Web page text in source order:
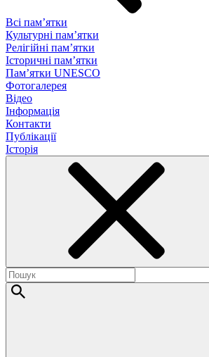
Всі пам’ятки
Культурні пам’ятки
Релігійні пам’ятки
Історичні пам’ятки
Пам’ятки UNESCO
Фотогалерея
Відео
Інформація
Контакти
Публікації
Історія